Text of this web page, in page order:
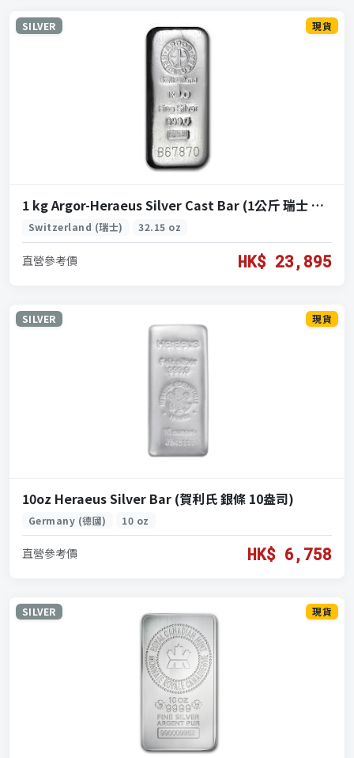
SILVER 現貨
1 kg Argor-Heraeus Silver Cast Bar (1公斤 瑞士 阿爾戈賀利氏.999 銀條)
Switzerland (瑞士) 32.15 oz
直營參考價 HK$ 23,895
SILVER 現貨
10oz Heraeus Silver Bar (賀利氏 銀條 10盎司)
Germany (德國) 10 oz
直營參考價 HK$ 6,758
SILVER 現貨